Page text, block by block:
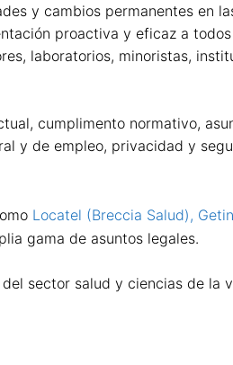
y cambios permanentes en
proactiva y eficaz a
laboratorios, minoristas,
cumplimento normativo,
y de empleo, privacidad y
Locatel (Breccia Salud),
gama de asuntos legales.
sector salud y ciencias de la